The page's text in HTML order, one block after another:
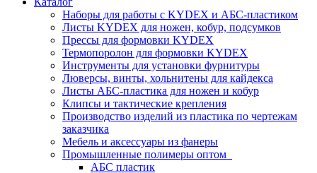
Наборы для работы с KYDEX и АБС-пластиком
Листы KYDEX для ножен, кобур, подсумков
Прессы для формовки KYDEX
Термопоролон для формовки KYDEX
Инструменты для установки фурнитуры
Люверсы, винты, хольнитены для кайдекса
Листы АБС-пластика для ножен и кобур
Клипсы и тактические крепления
Производство изделий из пластика по чертежам
заказчика
Мебель и аксессуары из фанеры
Промышленные полимеры оптом
АБС пластик